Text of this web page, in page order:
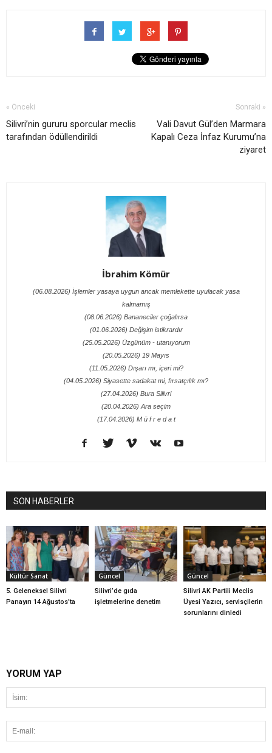
« Önceki
Silivri’nin gururu sporcular meclis
tarafından ödüllendirildi
Sonraki »
Vali Davut Gül’den Marmara
Kapalı Ceza İnfaz Kurumu’na
ziyaret
İbrahim Kömür
(06.08.2026) İşlemler yasaya uygun ancak memlekette uyulacak yasa
kalmamış
(08.06.2026) Bananeciler çoğalırsa
(01.06.2026) Değişim istikrardır
(25.05.2026) Üzgünüm - utanıyorum
(20.05.2026) 19 Mayıs
(11.05.2026) Dışarı mı, içeri mi?
(04.05.2026) Siyasette sadakat mi, fırsatçılık mı?
(27.04.2026) Bura Silivri
(20.04.2026) Ara seçim
(17.04.2026) M ü f r e d a t
SON HABERLER
Kültür Sanat
5. Geleneksel Silivri
Panayırı 14 Ağustos’ta
Güncel
Silivri’de gıda
işletmelerine denetim
Güncel
Silivri AK Partili Meclis
Üyesi Yazıcı, servisçilerin
sorunlarını dinledi
YORUM YAP